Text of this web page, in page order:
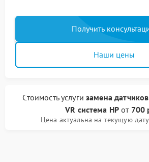
Получить
Наши цены
Стоимость услугизамена датчиков
VR система HP от 700
Цена актуальна на текущую